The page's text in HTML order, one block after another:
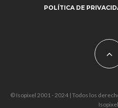
POLÍTICA DE
© Isopixel 2001 - 2024 | Todos los